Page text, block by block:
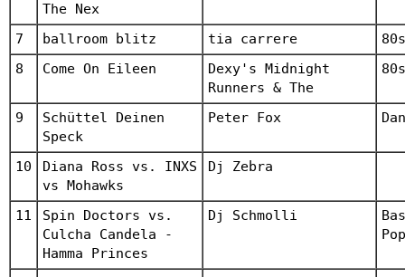
The Nex
7 ballroom blitz tia carrere
80s
8
Come On Eileen
Dexy's Midnight
Runners & The
80s
9
Schüttel Deinen
Speck
Peter Fox
10
Diana Ross vs. INXS
vs Mohawks
Dj Zebra
11
Spin Doctors vs.
Culcha Candela -
Hamma Princes
Dj Schmolli
Pop